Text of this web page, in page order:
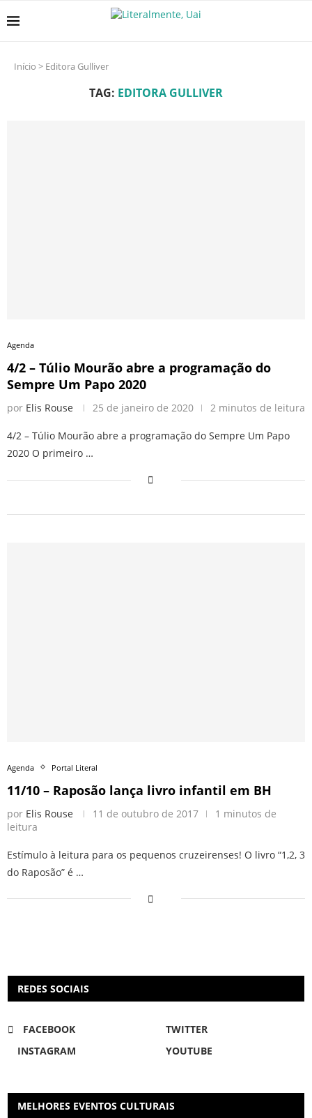
Início > Editora Gulliver
TAG: EDITORA GULLIVER
Agenda
4/2 – Túlio Mourão abre a programação do
Sempre Um Papo 2020
por Elis Rouse 25 de janeiro de 2020 2 minutos de leitura
4/2 – Túlio Mourão abre a programação do Sempre Um Papo
2020 O primeiro …
Agenda Portal Literal
11/10 – Raposão lança livro infantil em BH
por Elis Rouse 11 de outubro de 2017
1 minutos de
leitura
Estímulo à leitura para os pequenos cruzeirenses! O livro “1,2, 3
do Raposão” é …
REDES SOCIAIS
FACEBOOK
TWITTER
INSTAGRAM
YOUTUBE
MELHORES EVENTOS CULTURAIS